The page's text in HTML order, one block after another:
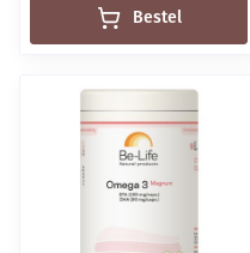
Bestel